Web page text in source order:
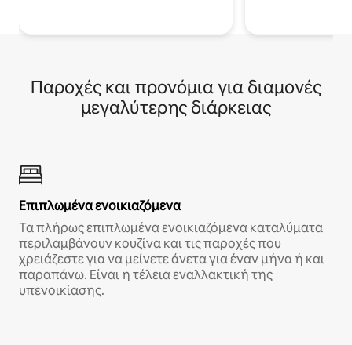
Παροχές και προνόμια για διαμονές
μεγαλύτερης διάρκειας
Επιπλωμένα ενοικιαζόμενα
Τα πλήρως επιπλωμένα ενοικιαζόμενα καταλύματα
περιλαμβάνουν κουζίνα και τις παροχές που
χρειάζεστε για να μείνετε άνετα για έναν μήνα ή και
παραπάνω. Είναι η τέλεια εναλλακτική της
υπενοικίασης.